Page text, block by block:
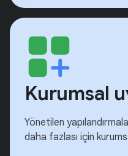
Kurumsal
Yönetilen
daha fazlası için